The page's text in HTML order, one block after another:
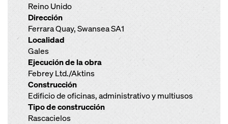
Reino Unido
Dirección
Ferrara Quay, Swansea SA1
Localidad
Gales
Ejecución de la obra
Febrey Ltd./Aktins
Construcción
Edificio de oficinas, administrativo y multiusos
Tipo de construcción
Rascacielos